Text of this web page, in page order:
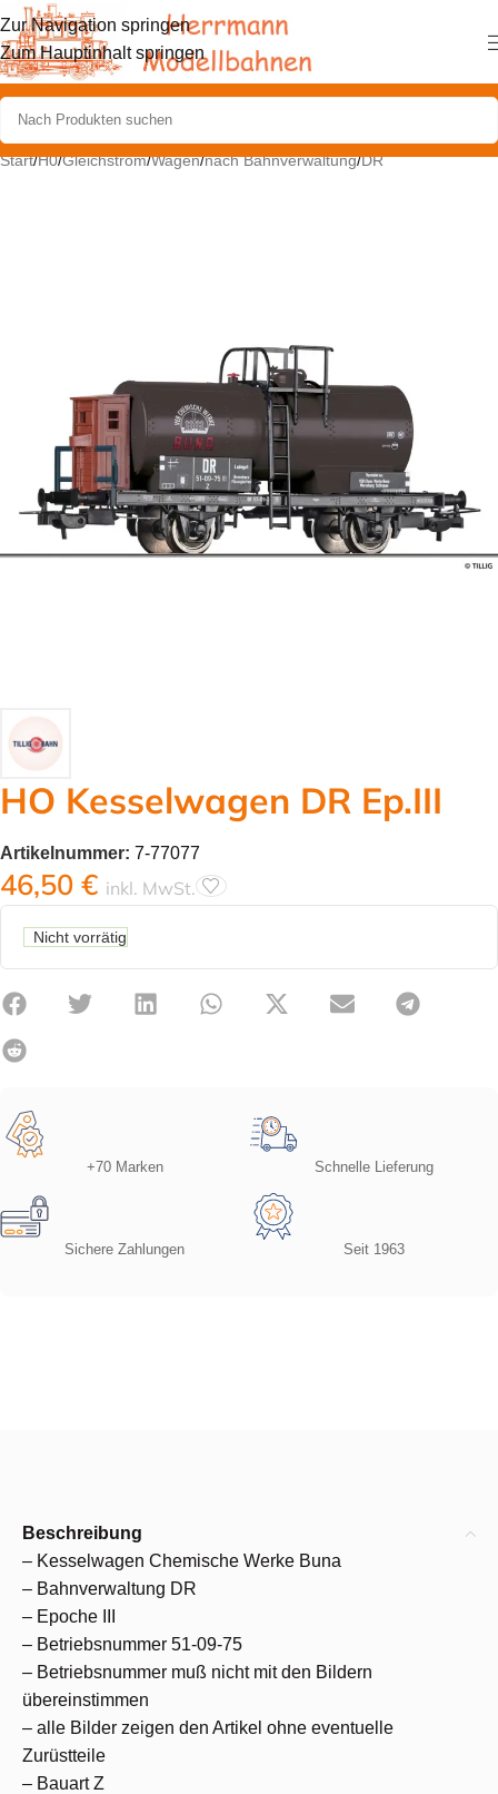
Zur Navigation springen
Zum Hauptinhalt springen
Start/H0/Gleichstrom/Wagen/nach Bahnverwaltung/DR
HO Kesselwagen DR Ep.III
Artikelnummer: 7-77077
46,50 € inkl. MwSt.
Nicht vorrätig
+70 Marken Schnelle Lieferung
Sichere Zahlungen Seit 1963
Beschreibung
– Kesselwagen Chemische Werke Buna
– Bahnverwaltung DR
– Epoche III
– Betriebsnummer 51-09-75
– Betriebsnummer muß nicht mit den Bildern
übereinstimmen
– alle Bilder zeigen den Artikel ohne eventuelle
Zurüstteile
– Bauart Z